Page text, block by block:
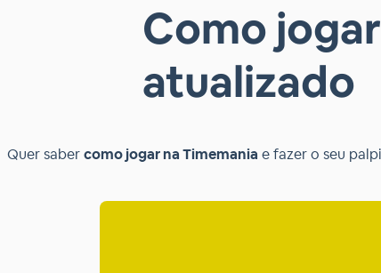
Como
atualizado
Quer sabercomo jogar na Timemania e fazer o seu